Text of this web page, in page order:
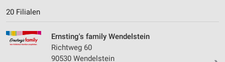
20 Filialen
Ernsting's family Wendelstein
Richtweg 60
90530 Wendelstein